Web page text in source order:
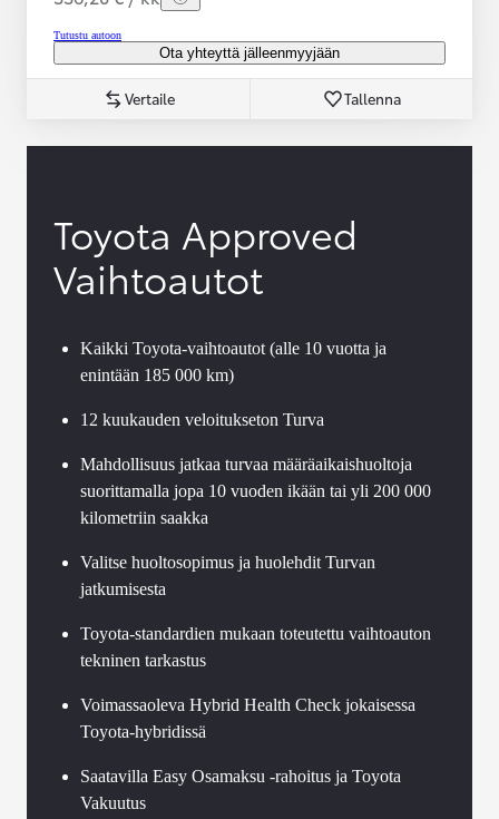
Tutustu autoon
Ota yhteyttä jälleenmyyjään
Vertaile Tallenna
Toyota Approved
Vaihtoautot
Kaikki Toyota-vaihtoautot (alle 10 vuotta ja
enintään 185 000 km)
12 kuukauden veloitukseton Turva
Mahdollisuus jatkaa turvaa määräaikaishuoltoja
suorittamalla jopa 10 vuoden ikään tai yli 200 000
kilometriin saakka
Valitse huoltosopimus ja huolehdit Turvan
jatkumisesta
Toyota-standardien mukaan toteutettu vaihtoauton
tekninen tarkastus
Voimassaoleva Hybrid Health Check jokaisessa
Toyota-hybridissä
Saatavilla Easy Osamaksu -rahoitus ja Toyota
Vakuutus